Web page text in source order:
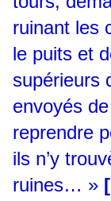
ruinant les
le puits et
supérieurs
envoyés
reprendre
ils n’y
ruines… »